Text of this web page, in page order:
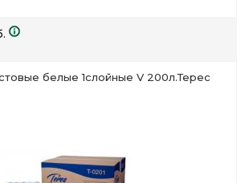
белые 1слойные V 200л.Терес